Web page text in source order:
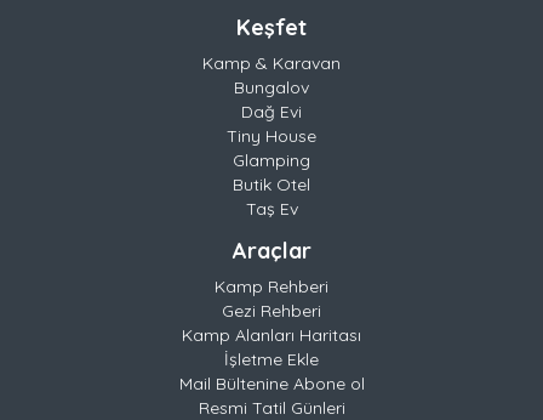
Keşfet
Kamp & Karavan
Bungalov
Dağ Evi
Tiny House
Glamping
Butik Otel
Taş Ev
Araçlar
Kamp Rehberi
Gezi Rehberi
Kamp Alanları Haritası
İşletme Ekle
Mail Bültenine Abone ol
Resmi Tatil Günleri